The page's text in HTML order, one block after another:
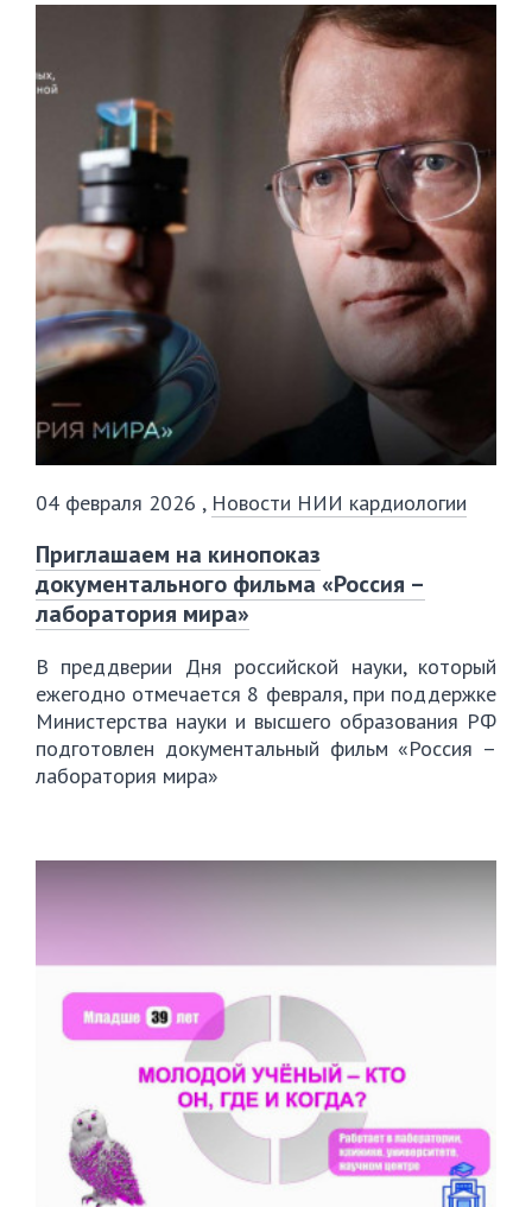
04 февраля 2026 , Новости НИИ кардиологии
Приглашаем на кинопоказ
документального фильма «Россия –
лаборатория мира»
В преддверии Дня российской науки, который
ежегодно отмечается 8 февраля, при поддержке
Министерства науки и высшего образования РФ
подготовлен документальный фильм «Россия –
лаборатория мира»